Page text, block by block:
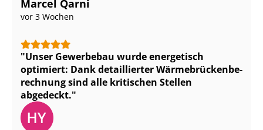
Marcel Qarni
vor 3 Wochen
Unser Gewerbebau wurde energetisch
optimiert: Dank detaillierter Wär­me­brü­cken­be­
rech­nung sind alle kritischen Stellen
abgedeckt.